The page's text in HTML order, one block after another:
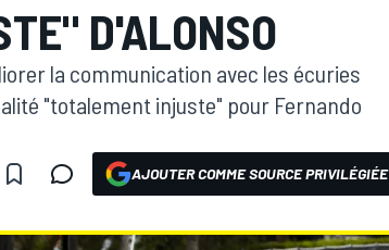
D'ALONSO
la communication avec les écuries
"totalement injuste" pour Fernando
AJOUTER COMME SOURCE PRIVILÉGIÉE